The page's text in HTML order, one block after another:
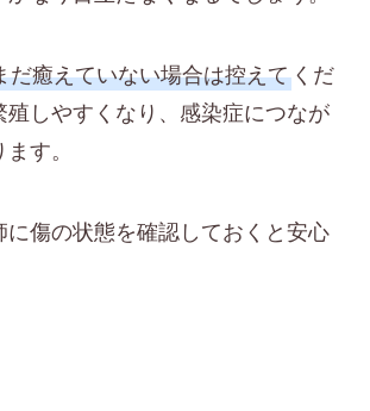
だ癒えていない場合は控えてくだ
殖しやすくなり、感染症につなが
す。
傷の状態を確認しておくと安心